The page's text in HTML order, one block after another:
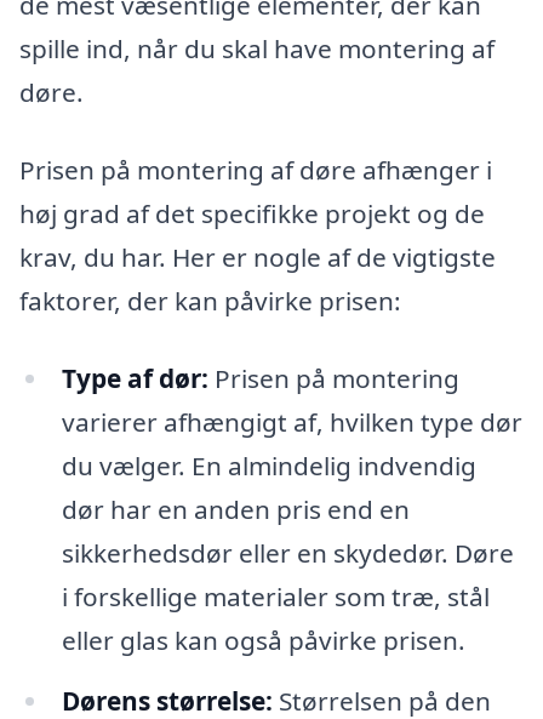
spille ind, når du skal have montering af
døre.
Prisen på montering af døre afhænger i
høj grad af det specifikke projekt og de
krav, du har. Her er nogle af de vigtigste
faktorer, der kan påvirke prisen:
Type af dør: Prisen på montering
varierer afhængigt af, hvilken type dør
du vælger. En almindelig indvendig
dør har en anden pris end en
sikkerhedsdør eller en skydedør. Døre
i forskellige materialer som træ, stål
eller glas kan også påvirke prisen.
Dørens størrelse: Størrelsen på den